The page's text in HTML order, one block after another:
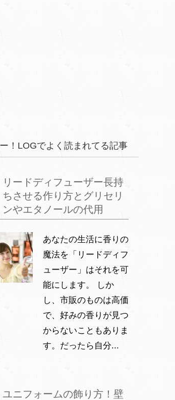
！LOGでよく読まれてる記事
リードディフューザー長持
ちさせる作り方とグリセリ
ンやエタノールの代用
あなたの生活に香りの
魔法を「リードディフ
ューザー」はそれを可
能にします。 しか
し、市販のものは高価
で、好みの香りが見つ
からないこともありま
す。だったら自分...
ユニフォームの飾り方！壁